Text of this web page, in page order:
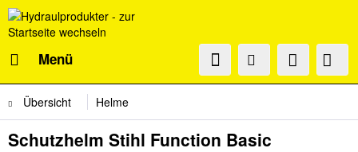
Menü
Übersicht Helme
Schutzhelm Stihl Function Basic